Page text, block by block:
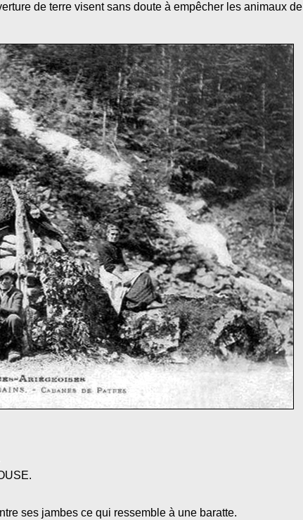
de terre visent sans doute à empêcher les animaux de
ses jambes ce qui ressemble à une baratte.